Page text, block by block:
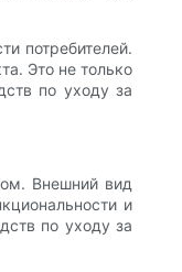
потребителей.
Это не только
по уходу за
Внешний вид
и
по уходу за